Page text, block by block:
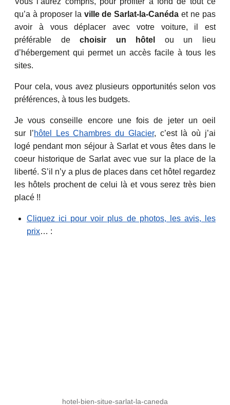
qu’a à proposer la ville de Sarlat-la-Canéda et ne pas
avoir à vous déplacer avec votre voiture, il est
préférable dechoisir un hôtel
ou un lieu
d’hébergement qui permet un accès facile à tous les
sites.
Pour cela, vous avez plusieurs opportunités selon vos
préférences, à tous les budgets.
Je vous conseille encore une fois de jeter un oeil
sur l’hôtel Les Chambres du Glacier, c’est là où j’ai
logé pendant mon séjour à Sarlat et vous êtes dans le
coeur historique de Sarlat avec vue sur la place de la
liberté. S’il n’y a plus de places dans cet hôtel regardez
les hôtels prochent de celui là et vous serez très bien
placé !!
Cliquez ici pour voir plus de photos, les avis, les
prix… :
hotel-bien-situe-sarlat-la-caneda